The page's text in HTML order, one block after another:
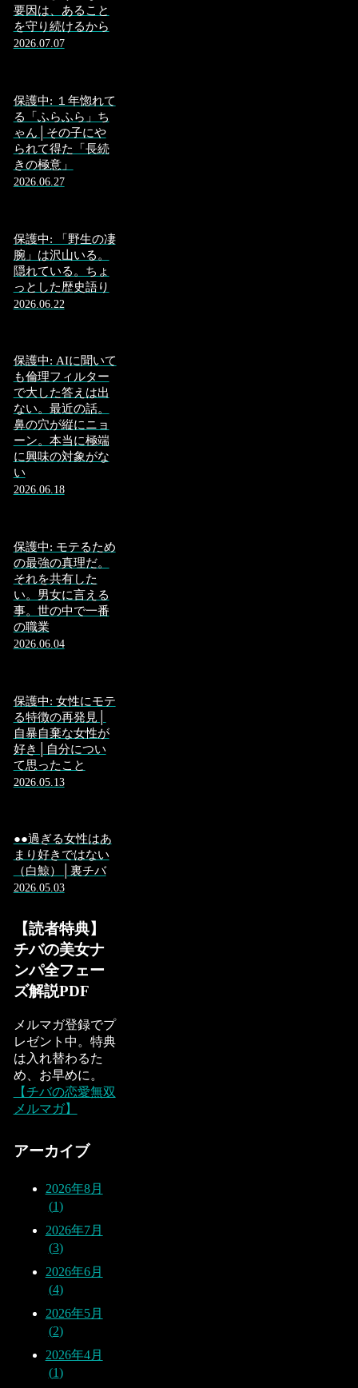
要因は、あること
を守り続けるから
2026.07.07
保護中: １年惚れて
る「ふらふら」ち
ゃん│その子にや
られて得た「長続
きの極意」
2026.06.27
保護中: 「野生の凄
腕」は沢山いる。
隠れている。ちょ
っとした歴史語り
2026.06.22
保護中: AIに聞いて
も倫理フィルター
で大した答えは出
ない。最近の話。
鼻の穴が縦にニョ
ーン。本当に極端
に興味の対象がな
い
2026.06.18
保護中: モテるため
の最強の真理だ。
それを共有した
い。男女に言える
事。世の中で一番
の職業
2026.06.04
保護中: 女性にモテ
る特徴の再発見│
自暴自棄な女性が
好き│自分につい
て思ったこと
2026.05.13
●●過ぎる女性はあ
まり好きではない
（白鯨）│裏チバ
2026.05.03
【読者特典】
チバの美女ナ
ンパ全フェー
ズ解説PDF
メルマガ登録でプ
レゼント中。特典
は入れ替わるた
め、お早めに。
【チバの恋愛無双
メルマガ】
アーカイブ
2026年8月
1
2026年7月
3
2026年6月
4
2026年5月
2
2026年4月
1